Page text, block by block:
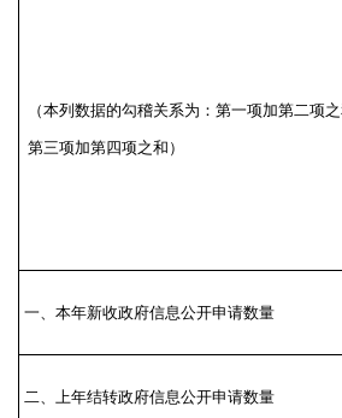
（本列数据的勾稽关系为：第一项加第二项
第三项加第四项之和）
一、本年新收政府信息公开申请数量
二、上年结转政府信息公开申请数量